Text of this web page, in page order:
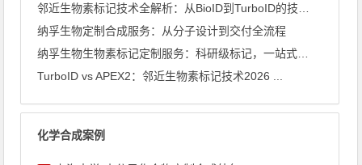
纳孚生物定制合成服务：从分子设计到交付全流程
TurboID vs APEX2：邻近生物素标记技术2026 ...
化学合成案例